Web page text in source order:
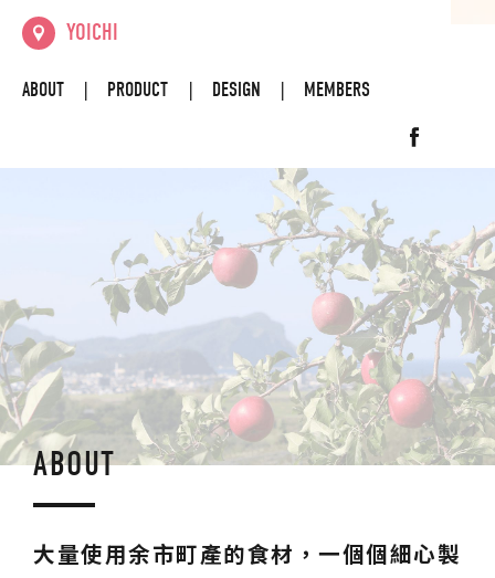
YOICHI
ABOUT PRODUCT DESIGN MEMBERS
ABOUT
大量使用余市町產的食材，一個個細心製